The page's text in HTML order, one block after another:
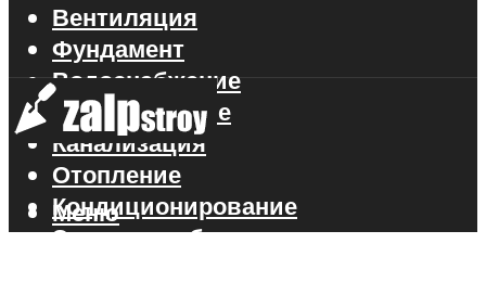
Вентиляция
Фундамент
Водоснабжение
Газоснабжение
Канализация
Отопление
Кондиционирование
Электроснабжение
Меню